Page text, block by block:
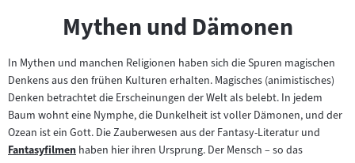
Mythen und Dämonen
In Mythen und manchen Religionen haben sich die Spuren magischen
Denkens aus den frühen Kulturen erhalten. Magisches (animistisches)
Denken betrachtet die Erscheinungen der Welt als belebt. In jedem
Baum wohnt eine Nymphe, die Dunkelheit ist voller Dämonen, und der
Ozean ist ein Gott. Die Zauberwesen aus der Fantasy-Literatur und
Zum
Fantasyfilmen haben hier ihren Ursprung. Der Mensch – so das